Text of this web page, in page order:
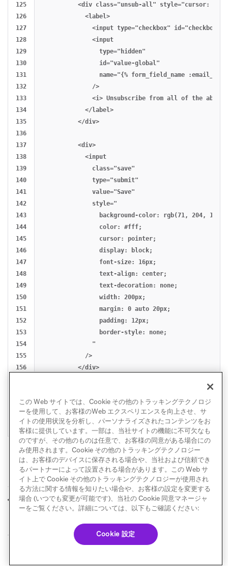
125
126
127
128
129
130
131
132
133
134
135
136
137
138
139
140
141
142
143
144
145
146
147
148
149
150
151
152
153
154
155
156
159
160
<div class="unsub-all" style="cursor:
            <label>
<input type="checkbox" id="checkbox-
              <input
                type="hidden"
                id="value-global"
name="{% form_field_name
              />
<i> Unsubscribe from all of the above
            </label>
          </div>
          <div>
            <input
              class="save"
              type="submit"
              value="Save"
              style="
                background-color: rgb(71, 204, 163);
                color: #fff;
                cursor: pointer;
                display: block;
                font-size: 16px;
                text-align: center;
                text-decoration: none;
                width: 200px;
                margin: 0 auto 20px;
                padding: 12px;
                border-style: none;
              "
            />
          </div>
    </div>
  </body>
前へ GET: ユーザー設定セ
ンターの詳細を表示する
次へ
PUT:ユーザー設定セ
ンターを更新
© Braze. All Rights Reserved Privacy Policy
この Web サイトでは、Cookie その他のトラッキングテクノロジ
ーを使用して、お客様のWeb エクスペリエンスを向上させ、サ
イトの使用状況を分析し、パーソナライズされたコンテンツをお
客様に提供しています。一部は、当社サイトの機能に不可欠なも
のですが、その他のものは任意で、お客様の同意がある場合にの
み使用されます。Cookie その他のトラッキングテクノロジー
は、お客様のデバイスに保存される場合や、当社および信頼でき
るパートナーによって設置される場合があります。この Web サ
イト上で Cookie その他のトラッキングテクノロジーが使用され
る方法に関する情報を知りたい場合や、お客様の設定を変更する
場合 (いつでも変更が可能です)、当社の Cookie 同意マネージャ
ーをご覧ください。詳細については、以下もご確認ください:
Cookie 設定